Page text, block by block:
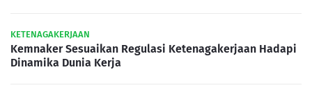
KETENAGAKERJAAN
Kemnaker Sesuaikan Regulasi Ketenagakerjaan Hadapi
Dinamika Dunia Kerja